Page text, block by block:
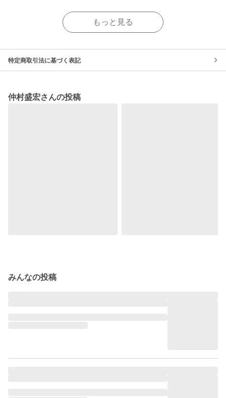
もっと見る
特定商取引法に基づく表記
仲村盛宏さんの投稿
みんなの投稿